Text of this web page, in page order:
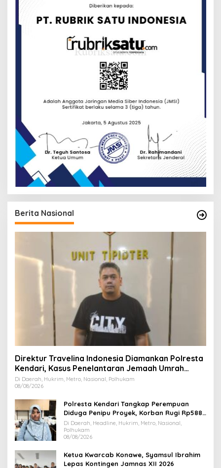
Berita Nasional
Direktur Travelina Indonesia Diamankan Polresta
Kendari, Kasus Penelantaran Jemaah Umrah
Masuk Babak Baru
Di Daerah, Hukrim, Metro, Nasional, Polhukam
08/08/2026
Polresta Kendari Tangkap Perempuan
Diduga Penipu Proyek, Korban Rugi Rp588,1
Juta
Di Daerah, Headline, Hukrim, Metro, Nasional,
Polhukam
08/08/2026
Ketua Kwarcab Konawe, Syamsul Ibrahim
Lepas Kontingen Jamnas XII 2026